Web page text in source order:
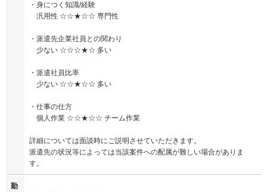
・身につく知識/経験
汎用性 ☆☆★☆☆ 専門性
・派遣先企業社員との関わり
少ない ☆☆☆★☆ 多い
・派遣社員比率
少ない ☆☆★☆☆ 多い
・仕事の仕方
個人作業 ☆☆★☆☆ チーム作業
詳細については面談時にご説明させていただきます。
派遣先の状況等によっては当該案件への配属が難しい場合がありま
す。
勤